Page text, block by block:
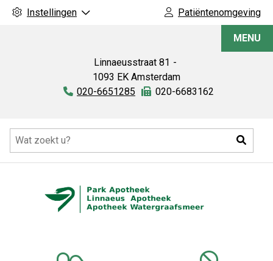
Instellingen Patiëntenomgeving
Linnaeusstraat 81
1093 EK Amsterdam
Tel:
020-6651285 Fax:
020-6683162
MENU